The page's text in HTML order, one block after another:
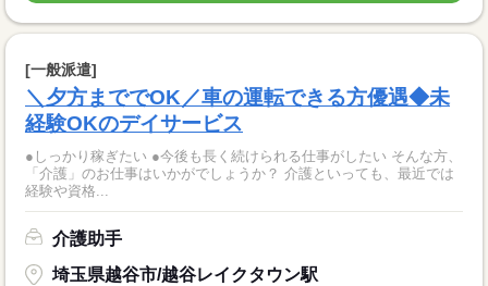
[一般派遣]
＼夕方まででOK／車の運転できる方優遇◆未
経験OKのデイサービス
●しっかり稼ぎたい ●今後も長く続けられる仕事がしたい そんな方、
「介護」のお仕事はいかがでしょうか？ 介護といっても、最近では
経験や資格...
介護助手
埼玉県越谷市/越谷レイクタウン駅